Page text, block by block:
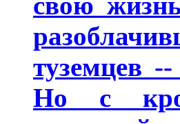
туземцев
Но с